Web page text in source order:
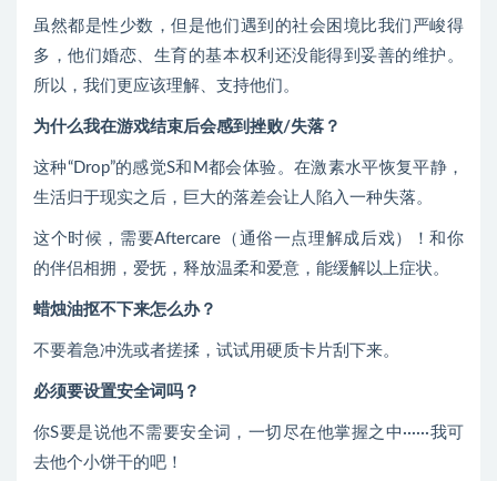
虽然都是性少数，但是他们遇到的社会困境比我们严峻得
多，他们婚恋、生育的基本权利还没能得到妥善的维护。
所以，我们更应该理解、支持他们。
为什么我在游戏结束后会感到挫败/失落？
这种“Drop”的感觉S和M都会体验。在激素水平恢复平静，
生活归于现实之后，巨大的落差会让人陷入一种失落。
这个时候，需要Aftercare（通俗一点理解成后戏）！和你
的伴侣相拥，爱抚，释放温柔和爱意，能缓解以上症状。
蜡烛油抠不下来怎么办？
不要着急冲洗或者搓揉，试试用硬质卡片刮下来。
必须要设置安全词吗？
你S要是说他不需要安全词，一切尽在他掌握之中······我可
去他个小饼干的吧！